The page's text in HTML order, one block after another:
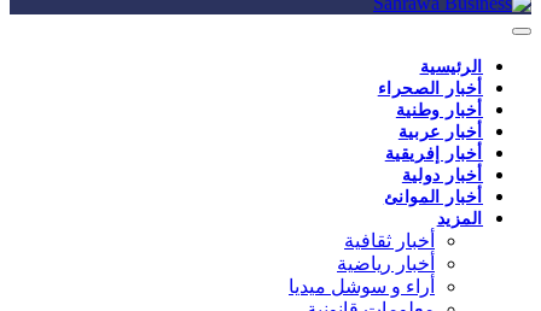
الرئيسية
أخبار الصحراء
أخبار وطنية
أخبار عربية
أخبار إفريقية
أخبار دولية
أخبار الموانئ
المزيد
أخبار ثقافية
أخبار رياضية
أراء و سوشل ميديا